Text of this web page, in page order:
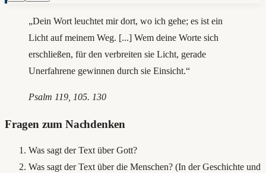
„Dein Wort leuchtet mir dort, wo ich gehe; es ist ein
Licht auf meinem Weg. [...] Wem deine Worte sich
erschließen, für den verbreiten sie Licht, gerade
Unerfahrene gewinnen durch sie Einsicht.“
Psalm 119, 105. 130
Fragen zum Nachdenken
Was sagt der Text über Gott?
Was sagt der Text über die Menschen? (In der Geschichte und